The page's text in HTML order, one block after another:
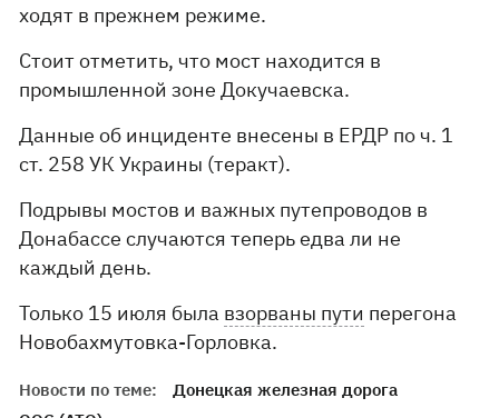
ходят в прежнем режиме.
Стоит отметить, что мост находится в
промышленной зоне Докучаевска.
Данные об инциденте внесены в ЕРДР по ч. 1
ст. 258 УК Украины (теракт).
Подрывы мостов и важных путепроводов в
Донабассе случаются теперь едва ли не
каждый день.
Только 15 июля была взорваны пути перегона
Новобахмутовка-Горловка.
Новости по теме:
Донецкая железная дорога